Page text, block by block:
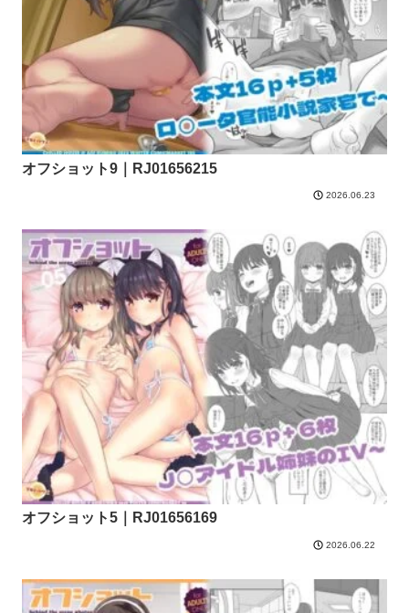
オフショット9｜RJ01656215
2026.06.23
オフショット5｜RJ01656169
2026.06.22